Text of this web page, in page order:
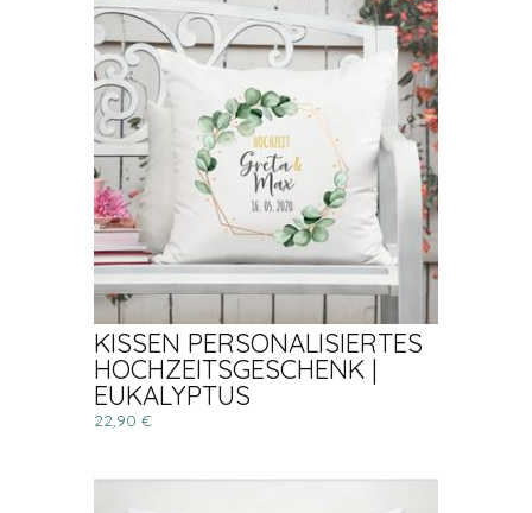
KISSEN PERSONALISIERTES
HOCHZEITSGESCHENK |
EUKALYPTUS
22,90 €